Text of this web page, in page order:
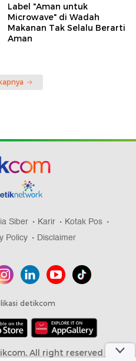
Label "Aman untuk
Microwave" di Wadah
Makanan Tak Selalu Berarti
Aman
Siber Karir
Kotak Pos
Policy Disclaimer
detikcom
All right reserved